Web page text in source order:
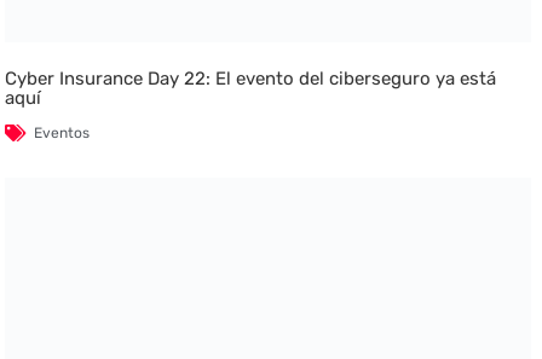
Cyber Insurance Day 22: El evento del ciberseguro ya está
aquí
Eventos